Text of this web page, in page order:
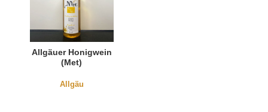
Allgäuer Honigwein
(Met)
Allgäu